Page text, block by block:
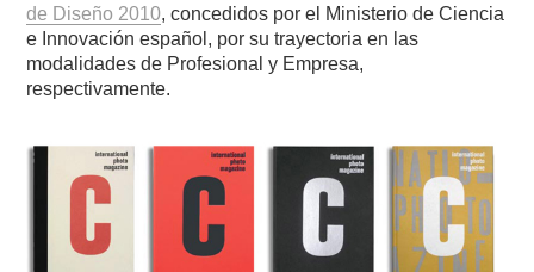
de Diseño 2010, concedidos por el Ministerio de Ciencia
e Innovación español, por su trayectoria en las
modalidades de Profesional y Empresa,
respectivamente.